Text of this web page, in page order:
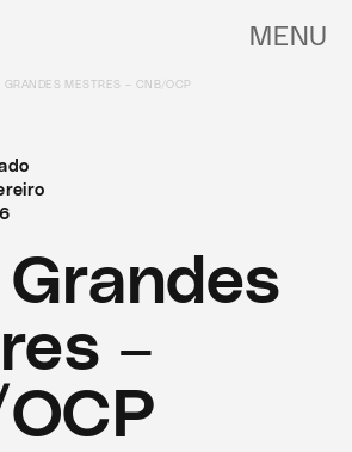
MENU
GRANDES MESTRES – CNB/OCP
–